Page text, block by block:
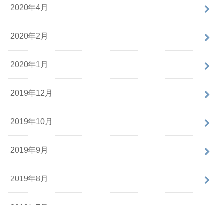
2020年4月
2020年2月
2020年1月
2019年12月
2019年10月
2019年9月
2019年8月